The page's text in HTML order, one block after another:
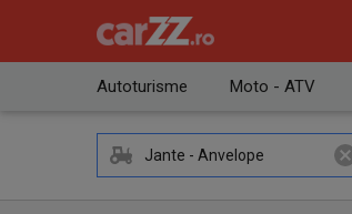
Autoturisme Moto - ATV
Jante - Anvelope